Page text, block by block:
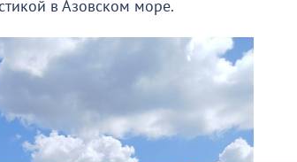
в Азовском море.